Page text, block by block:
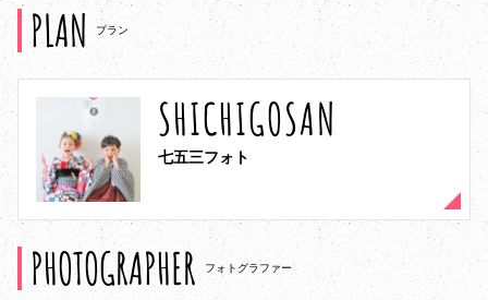
PLAN プラン
SHICHIGOSAN
七五三フォト
PHOTOGRAPHER フォトグラファー